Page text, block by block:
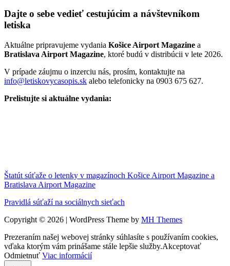
Dajte o sebe vedieť cestujúcim a návštevníkom
letiska
Aktuálne pripravujeme vydania Košice Airport Magazine a
Bratislava Airport Magazine, ktoré budú v distribúcii v lete 2026.
V prípade záujmu o inzerciu nás, prosím, kontaktujte na
info@letiskovycasopis.sk alebo telefonicky na 0903 675 627.
Prelistujte si aktuálne vydania:
Štatút súťaže o letenky v magazínoch Košice Airport Magazine a
Bratislava Airport Magazine
Pravidlá súťaží na sociálnych sieťach
Copyright © 2026 | WordPress Theme by MH Themes
Prezeraním našej webovej stránky súhlasíte s používaním cookies,
vďaka ktorým vám prinášame stále lepšie služby.Akceptovať
Odmietnuť Viac informácií